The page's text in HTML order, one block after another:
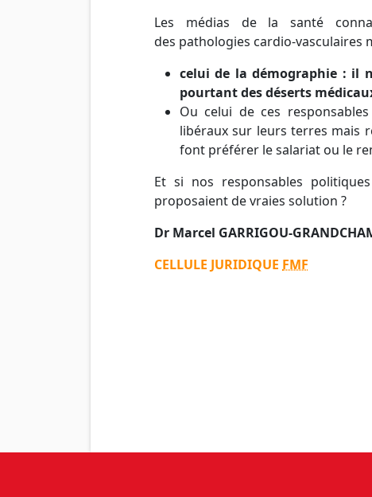
Les médias de la santé
des pathologies cardio-vasculaires
celui de la démographie : il
pourtant des déserts
Ou celui de ces
libéraux sur leurs terres mais
font préférer le salariat ou le
Et si nos responsables
proposaient de vraies solution ?
Dr Marcel GARRIGOU-
CELLULE JURIDIQUE FMF